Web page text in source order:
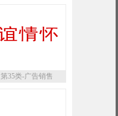
第35类-广告销售